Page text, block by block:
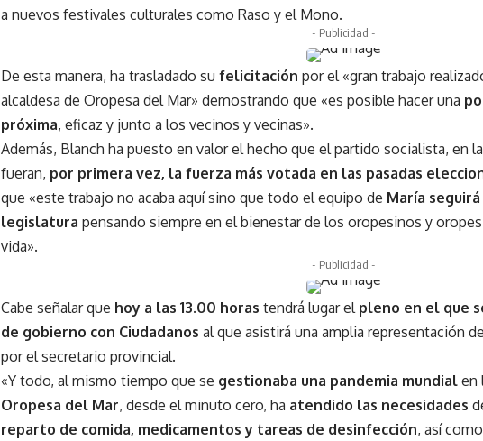
a nuevos festivales culturales como Raso y el Mono.
- Publicidad -
De esta manera, ha trasladado su felicitación por el «gran trabajo
alcaldesa de Oropesa del Mar» demostrando que «es posible hacer una
próxima, eficaz y junto a los vecinos y vecinas».
Además, Blanch ha puesto en valor el hecho que el partido socialista, en
fueran, por primera vez, la fuerza más votada en las pasadas
que «este trabajo no acaba aquí sino que todo el equipo de María
legislatura pensando siempre en el bienestar de los oropesinos y
vida».
- Publicidad -
Cabe señalar que hoy a las 13.00 horas tendrá lugar elpleno en el que
de gobierno con Ciudadanos al que asistirá una amplia representación
por el secretario provincial.
«Y todo, al mismo tiempo que se gestionaba una pandemia mundial en
Oropesa del Mar, desde el minuto cero, ha atendido las necesidades
reparto de comida, medicamentos y tareas de desinfección, así